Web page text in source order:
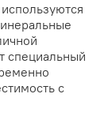
специальный
с